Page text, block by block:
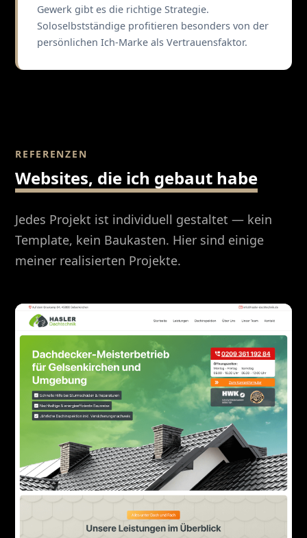
Gewerk gibt es die richtige Strategie.
Soloselbstständige profitieren besonders von der
persönlichen Ich-Marke als Vertrauensfaktor.
REFERENZEN
Websites, die ich gebaut habe
Jedes Projekt ist individuell gestaltet — kein
Template, kein Baukasten. Hier sind einige
meiner realisierten Projekte.